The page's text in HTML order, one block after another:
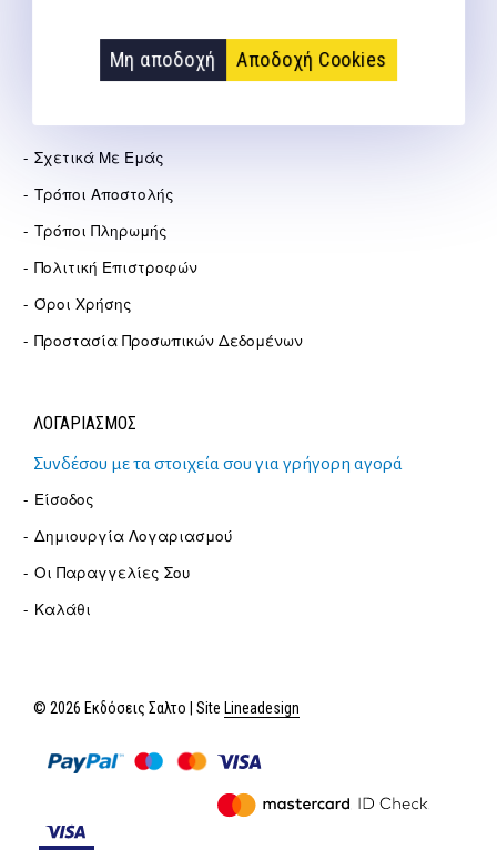
Μη αποδοχή Αποδοχή Cookies
Σχετικά Με Εμάς
Τρόποι Αποστολής
Τρόποι Πληρωμής
Πολιτική Επιστροφών
Όροι Χρήσης
Προστασία Προσωπικών Δεδομένων
ΛΟΓΑΡΙΑΣΜΟΣ
Συνδέσου με τα στοιχεία σου για γρήγορη αγορά
Είσοδος
Δημιουργία Λογαριασμού
Οι Παραγγελίες Σου
Καλάθι
© 2026 Εκδόσεις Σαλτο | Site Lineadesign